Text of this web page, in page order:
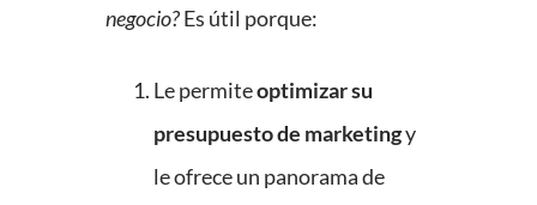
negocio?Es útil porque:
Le permiteoptimizar su
presupuesto de marketingy
le ofrece un panorama de